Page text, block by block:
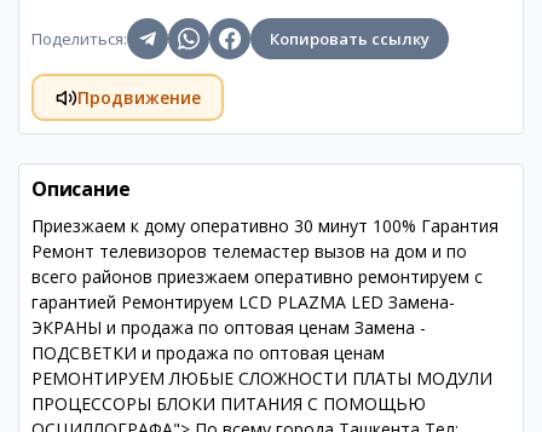
Поделиться: Копировать ссылку
Продвижение
Описание
Приезжаем к дому оперативно 30 минут 100% Гарантия
Ремонт телевизоров телемастер вызов на дом и по
всего районов приезжаем оперативно ремонтируем с
гарантией Ремонтируем LCD PLAZMA LED Замена-
ЭКРАНЫ и продажа по оптовая ценам Замена -
ПОДСВЕТКИ и продажа по оптовая ценам
РЕМОНТИРУЕМ ЛЮБЫЕ СЛОЖНОСТИ ПЛАТЫ МОДУЛИ
ПРОЦЕССОРЫ БЛОКИ ПИТАНИЯ С ПОМОЩЬЮ